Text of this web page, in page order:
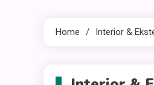
Home Interior &